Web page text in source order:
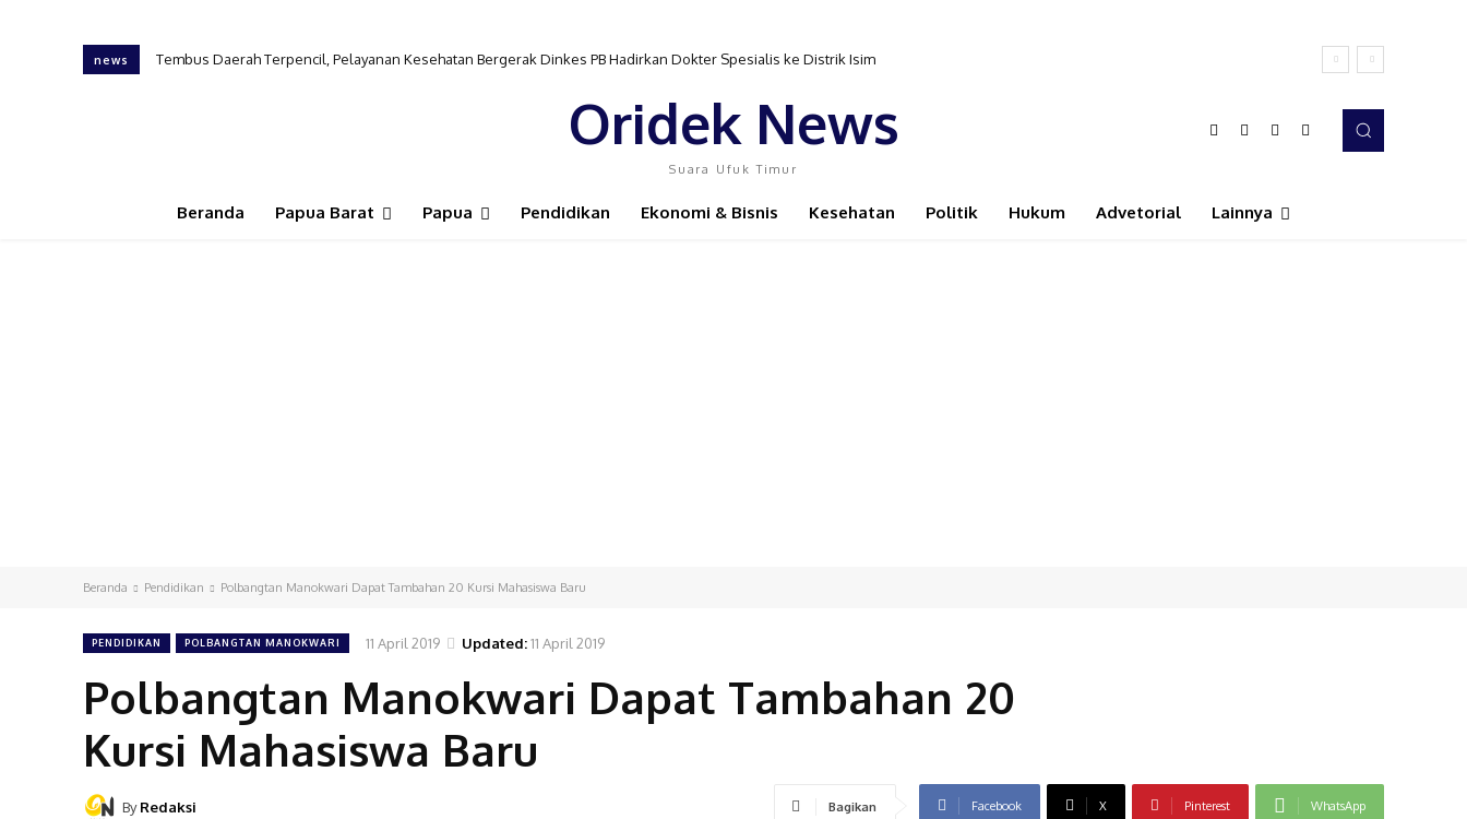
news Tembus Daerah Terpencil, Pelayanan Kesehatan Bergerak Dinkes PB Hadirkan Dokter Spesialis ke Distrik Isim
KONI Papua Barat Belum Definitif, GEMPO Khawatir Pembinaan Atlet Semakin Terganggu
Oridek News
Suara Ufuk Timur
Beranda Papua Barat Papua Pendidikan Ekonomi & Bisnis Kesehatan Politik Hukum Advetorial Lainnya
Beranda Pendidikan Polbangtan Manokwari Dapat Tambahan 20 Kursi Mahasiswa Baru
PENDIDIKAN POLBANGTAN MANOKWARI 11 April 2019 Updated:11 April 2019
Polbangtan Manokwari Dapat Tambahan 20
Kursi Mahasiswa Baru
By Redaksi Bagikan Facebook X Pinterest WhatsApp